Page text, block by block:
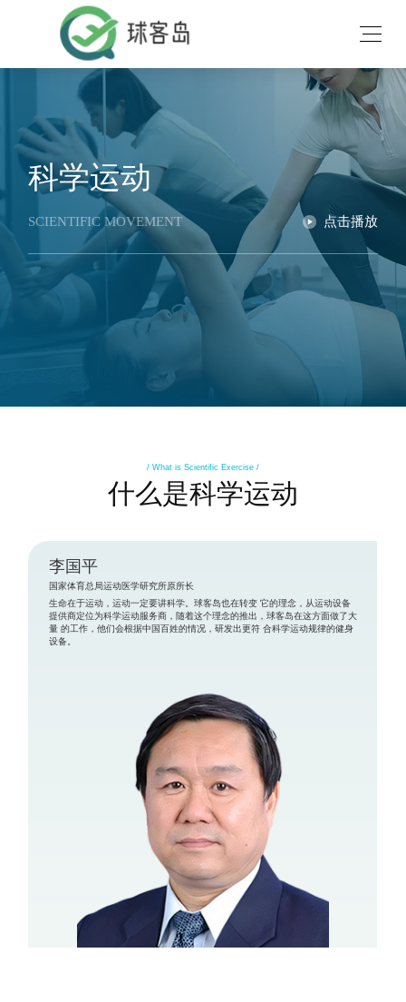
科学运动
SCIENTIFIC MOVEMENT 点击播放
/ What is Scientific Exercise /
什么是科学运动
李国平
国家体育总局运动医学研究所原所长
生命在于运动，运动一定要讲科学。球客岛也在转变 它的理念，从运动设备
提供商定位为科学运动服务商，随着这个理念的推出，球客岛在这方面做了大
量 的工作，他们会根据中国百姓的情况，研发出更符 合科学运动规律的健身
设备。